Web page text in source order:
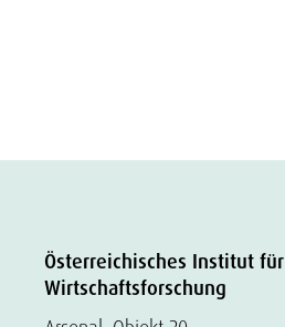
Österreichisches Institut für
Wirtschaftsforschung